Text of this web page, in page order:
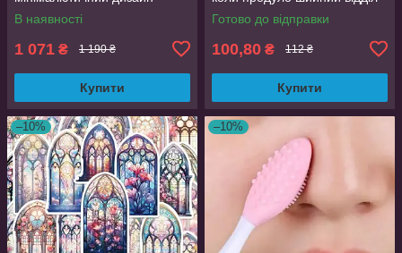
розмір 44 (EU 43.5, стелька
27.5 см)
В наявності
1 071 ₴ 1 190 ₴
Купити
хребта
Готово до відправки
100,80 ₴ 112 ₴
Купити
–10% –10%